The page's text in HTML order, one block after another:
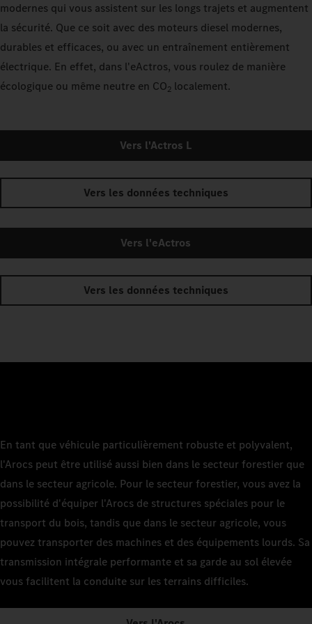
modernes qui vous assistent sur les longs trajets et augmentent
la sécurité. Que ce soit avec des moteurs diesel modernes,
durables et efficaces, ou avec un entraînement entièrement
électrique. En effet, dans l'eActros, vous roulez de manière
écologique ou même neutre en CO2 localement.
Vers l'Actros L
Vers les données techniques
Vers l'eActros
Vers les données techniques
En tant que véhicule particulièrement robuste et polyvalent,
l'Arocs peut être utilisé aussi bien dans le secteur forestier que
dans le secteur agricole. Pour le secteur forestier, vous avez la
possibilité d'équiper l'Arocs de structures spéciales pour le
transport du bois, tandis que dans le secteur agricole, vous
pouvez transporter des machines et des équipements lourds. Sa
transmission intégrale performante et sa garde au sol élevée
vous facilitent la conduite sur les terrains difficiles.